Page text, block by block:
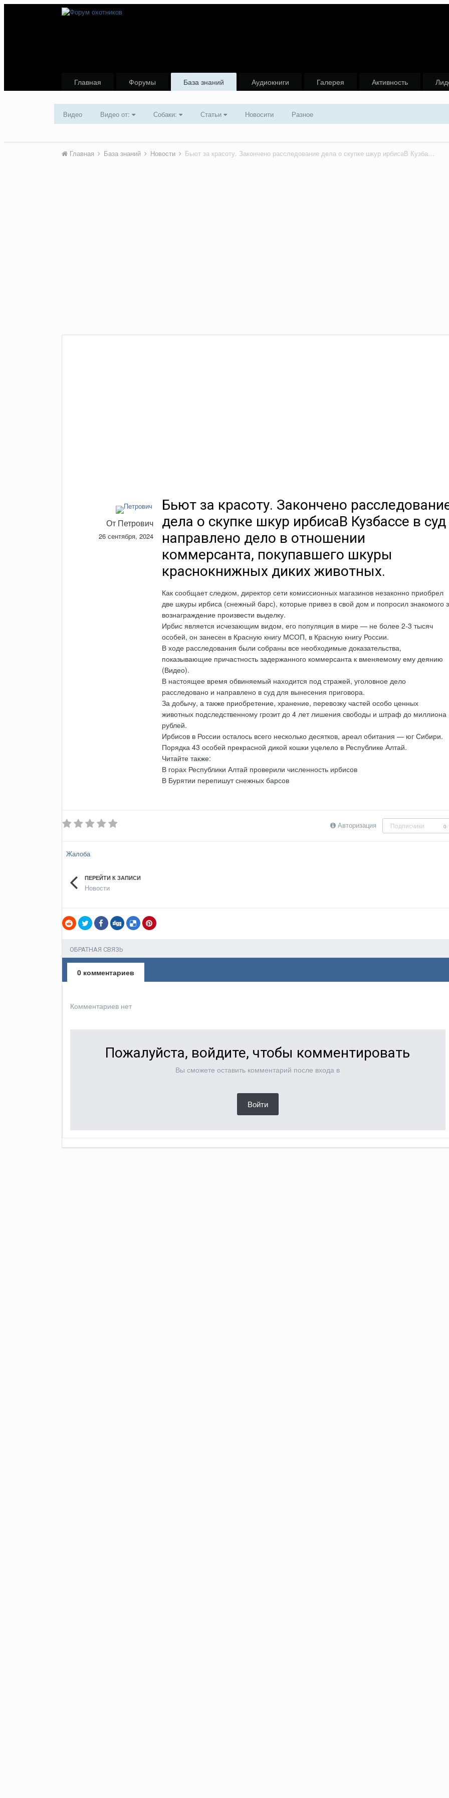
Главная Форумы База знаний
Видео Видео от: Собаки: Статьи Новосити Разное
Аудиокниги Галерея Активность
Главная База знаний Новости Бьют за красоту. Закончено расследование дела о скупке шкур ирбисаВ Кузбассе в суд направлено дело в отношении коммерсанта, покупавшего шкуры краснокнижных диких животных.
От Петрович
26 сентября, 2024
Бьют за красоту. Закончено
дела о скупке шкур ирбисаВ Кузбассе в суд
направлено дело в отношении
коммерсанта, покупавшего шкуры
краснокнижных диких животных.
Как сообщает следком, директор сети комиссионных магазинов незаконно приобрел
две шкуры ирбиса (снежный барс), которые привез в свой дом и попросил знакомого
вознаграждение произвести выделку.
Ирбис является исчезающим видом, его популяция в мире — не более 2-3 тысяч
особей, он занесен в Красную книгу МСОП, в Красную книгу России.
В ходе расследования были собраны все необходимые доказательства,
показывающие причастность задержанного коммерсанта к вменяемому ему деянию
(Видео).
В настоящее время обвиняемый находится под стражей, уголовное дело
расследовано и направлено в суд для вынесения приговора.
За добычу, а также приобретение, хранение, перевозку частей особо ценных
животных подследственному грозит до 4 лет лишения свободы и штраф до миллиона
рублей.
Ирбисов в России осталось всего несколько десятков, ареал обитания — юг Сибири.
Порядка 43 особей прекрасной дикой кошки уцелело в Республике Алтай.
Читайте также:
В горах Республики Алтай проверили численность ирбисов
В Бурятии перепишут снежных барсов
Авторизация Подписчики 0
Жалоба
ПЕРЕЙТИ К ЗАПИСИ
Новости
ОБРАТНАЯ СВЯЗЬ
0 комментариев
Комментариев нет
Пожалуйста, войдите, чтобы комментировать
Вы сможете оставить комментарий после входа в
Войти